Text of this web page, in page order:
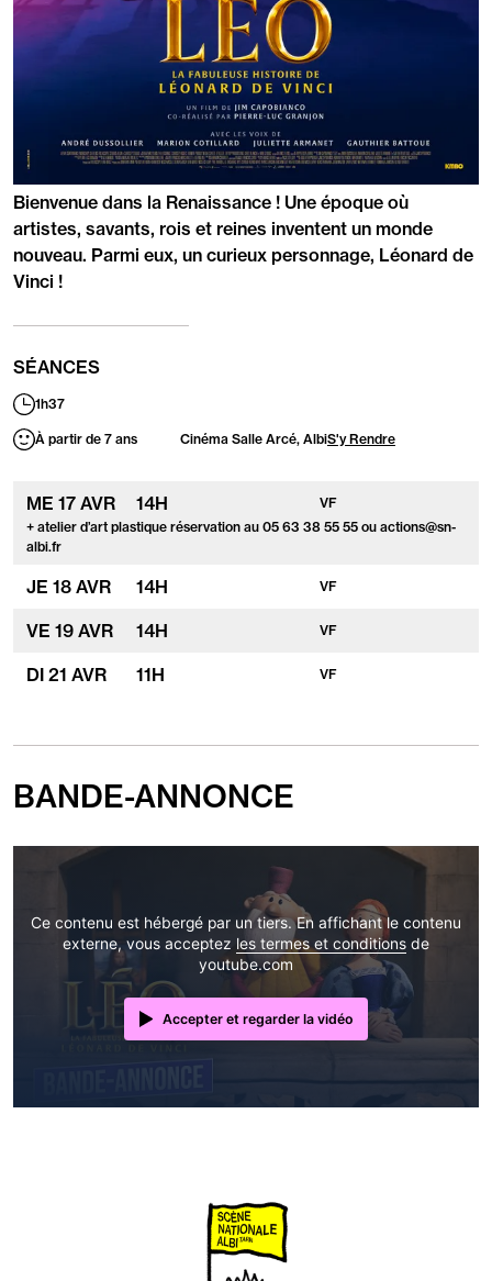
PRÉSENTATION
Bienvenue dans la Renaissance ! Une époque où
artistes, savants, rois et reines inventent un monde
nouveau. Parmi eux, un curieux personnage, Léonard de
Vinci !
SÉANCES
Durée
:
1h37
PublicsÀ partir de 7 ans Cinéma Salle Arcé, AlbiS'y Rendre
ME 17 AVR 14H
VF
+ atelier d’art plastique réservation au 05 63 38 55 55 ou actions@sn-
albi.fr
JE 18 AVR 14H VF
VE 19 AVR 14H VF
DI 21 AVR 11H VF
BANDE-ANNONCE
Ce contenu est hébergé par un tiers. En affichant le contenu
externe, vous acceptez les termes et conditions de
youtube.com
Accepter et regarder la vidéo